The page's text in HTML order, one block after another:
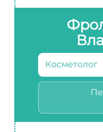
Косметолог